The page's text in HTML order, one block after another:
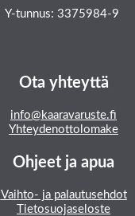
Y-tunnus: 3375984-9
Ota yhteyttä
info@kaaravaruste.fi
Yhteydenottolomake
Ohjeet ja apua
Vaihto- ja palautusehdot
Tietosuojaseloste